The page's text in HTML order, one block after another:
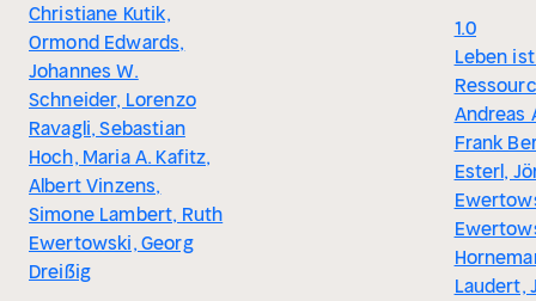
Christiane Kutik,
Ormond Edwards,
Johannes W.
Schneider, Lorenzo
Ravagli, Sebastian
Hoch, Maria A. Kafitz,
Albert Vinzens,
Simone Lambert, Ruth
Ewertowski, Georg
Dreißig
1.0
Leben
Andreas
Frank
Esterl,
Laudert,